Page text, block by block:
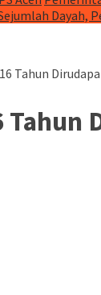
Dayah,
Tahun